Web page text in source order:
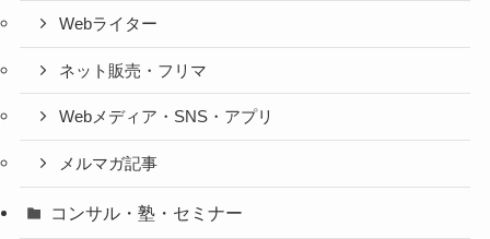
Webライター
ネット販売・フリマ
Webメディア・SNS・アプリ
メルマガ記事
コンサル・塾・セミナー